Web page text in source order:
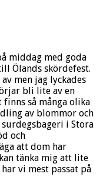
middag med goda
Ölands skördefest.
men jag lyckades
bli lite av en
så många olika
av blommor och
i Stora
och
att dom har
tänka mig att lite
vi mest passat på